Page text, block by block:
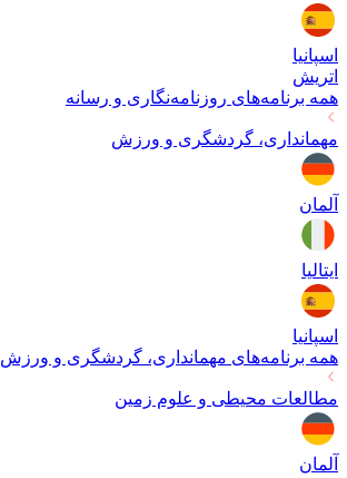
اسپانیا
اتریش
همه برنامه‌های روزنامه‌نگاری و رسانه
مهمانداری، گردشگری و ورزش
آلمان
ایتالیا
اسپانیا
همه برنامه‌های مهمانداری، گردشگری و ورزش
مطالعات محیطی و علوم زمین
آلمان